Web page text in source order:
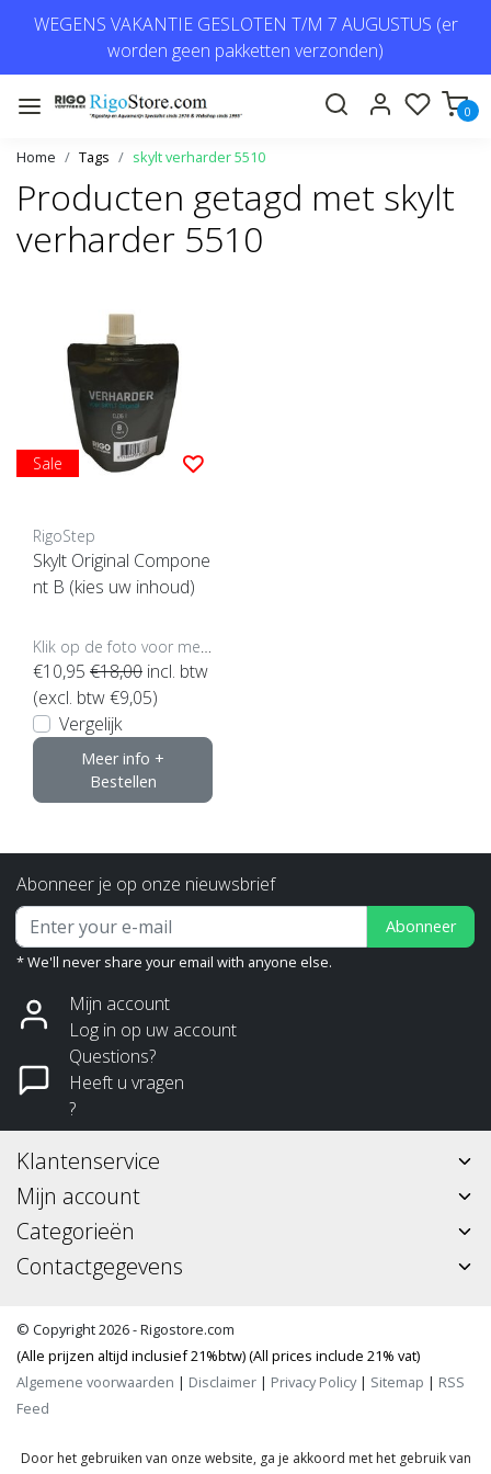
WEGENS VAKANTIE GESLOTEN T/M 7 AUGUSTUS (er
worden geen pakketten verzonden)
0
Home Tags skylt verharder 5510
Producten getagd met skylt
verharder 5510
Sale
RigoStep
Skylt Original Compone
nt B (kies uw inhoud)
€10,95 €18,00 incl. btw
(excl. btw €9,05)
Vergelijk
Meer info +
Bestellen
Abonneer je op onze nieuwsbrief
Abonneer
* We'll never share your email with anyone else.
Mijn account
Log in op uw account
Questions?
Heeft u vragen
?
Klantenservice
Mijn account
Categorieën
Contactgegevens
© Copyright 2026 - Rigostore.com
(Alle prijzen altijd inclusief 21%btw) (All prices include 21% vat)
Algemene voorwaarden | Disclaimer | Privacy Policy| Sitemap | RSS
Feed
Door het gebruiken van onze website, ga je akkoord met het gebruik van